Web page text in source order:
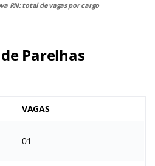
RN: total de vagas por cargo
Parelhas
VAGAS
01